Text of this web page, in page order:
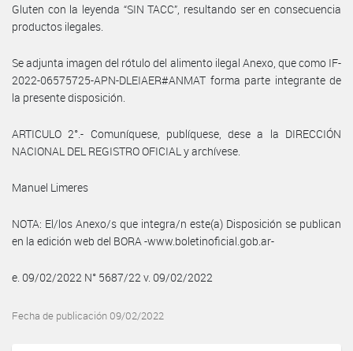
Gluten con la leyenda “SIN TACC”, resultando ser en consecuencia
productos ilegales.
Se adjunta imagen del rótulo del alimento ilegal Anexo, que como IF-
2022-06575725-APN-DLEIAER#ANMAT forma parte integrante de
la presente disposición.
ARTICULO 2°.- Comuníquese, publíquese, dese a la DIRECCIÓN
NACIONAL DEL REGISTRO OFICIAL y archívese.
Manuel Limeres
NOTA: El/los Anexo/s que integra/n este(a) Disposición se publican
en la edición web del BORA -www.boletinoficial.gob.ar-
e. 09/02/2022 N° 5687/22 v. 09/02/2022
Fecha de publicación 09/02/2022